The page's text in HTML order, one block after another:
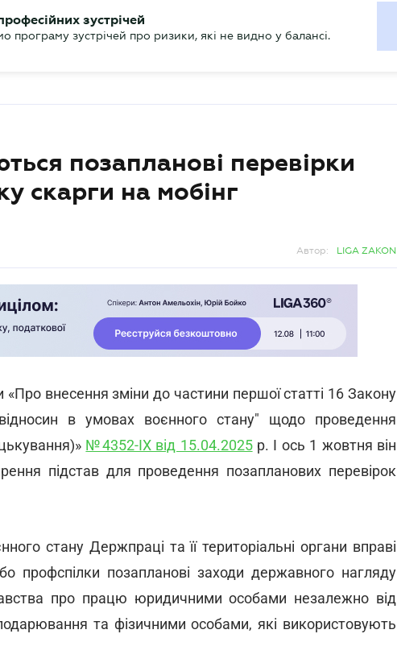
БУХГАЛТЕРУ
зустрічей
позапланові перевірки
скарги на мобінг
Автор: LIGA ZAKON
внесення зміни до частини першої статті 16 Закону
в умовах воєнного стану" щодо проведення
№4352-IX від 15.04.2025р. І ось 1 жовтня він
підстав для проведення позапланових перевірок
стану Держпраці та її територіальні органи вправі
профспілки позапланові заходи державного нагляду
про працю юридичними особами незалежно від
та фізичними особами, які використовують